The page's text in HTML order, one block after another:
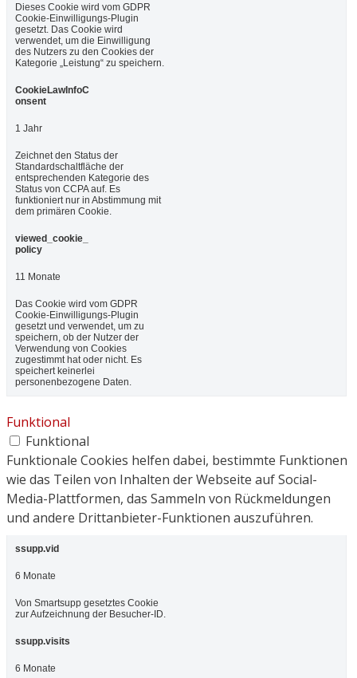
Dieses Cookie wird vom GDPR
Cookie-Einwilligungs-Plugin
gesetzt. Das Cookie wird
verwendet, um die Einwilligung
des Nutzers zu den Cookies der
Kategorie „Leistung“ zu speichern.
CookieLawInfoC
onsent
1 Jahr
Zeichnet den Status der
Standardschaltfläche der
entsprechenden Kategorie des
Status von CCPA auf. Es
funktioniert nur in Abstimmung mit
dem primären Cookie.
viewed_cookie_
policy
11 Monate
Das Cookie wird vom GDPR
Cookie-Einwilligungs-Plugin
gesetzt und verwendet, um zu
speichern, ob der Nutzer der
Verwendung von Cookies
zugestimmt hat oder nicht. Es
speichert keinerlei
personenbezogene Daten.
Funktional
Funktional
Funktionale Cookies helfen dabei, bestimmte Funktionen
wie das Teilen von Inhalten der Webseite auf Social-
Media-Plattformen, das Sammeln von Rückmeldungen
und andere Drittanbieter-Funktionen auszuführen.
ssupp.vid
6 Monate
Von Smartsupp gesetztes Cookie
zur Aufzeichnung der Besucher-ID.
ssupp.visits
6 Monate